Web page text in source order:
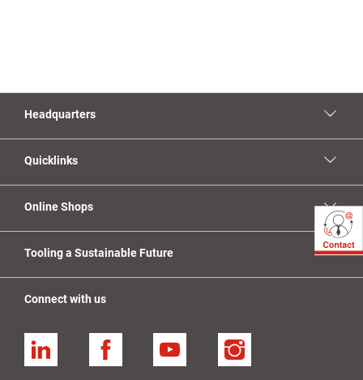
Headquarters
Quicklinks
Online Shops
Tooling a Sustainable Future
Connect with us
Linkedin Facebook YouTube Instagram